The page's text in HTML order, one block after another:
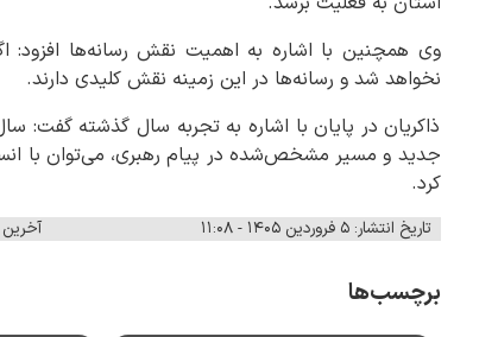
وی همچنین با اشاره به اهمیت نقش رسانه‌ها افزود:
نخواهد شد و رسانه‌ها در این زمینه نقش کلیدی دارند.
کرد.
تاریخ انتشار: ۵ فروردین ۱۴۰۵ - ۱۱:۰۸ آخرین
برچسب‌ها